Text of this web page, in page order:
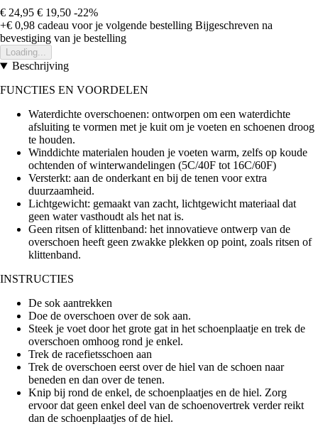
€ 24,95 € 19,50 -22%
+€ 0,98 cadeau voor je volgende bestelling Bijgeschreven na
bevestiging van je bestelling
Loading...
Beschrijving
FUNCTIES EN VOORDELEN
Waterdichte overschoenen: ontworpen om een waterdichte
afsluiting te vormen met je kuit om je voeten en schoenen droog
te houden.
Winddichte materialen houden je voeten warm, zelfs op koude
ochtenden of winterwandelingen (5C/40F tot 16C/60F)
Versterkt: aan de onderkant en bij de tenen voor extra
duurzaamheid.
Lichtgewicht: gemaakt van zacht, lichtgewicht materiaal dat
geen water vasthoudt als het nat is.
Geen ritsen of klittenband: het innovatieve ontwerp van de
overschoen heeft geen zwakke plekken op point, zoals ritsen of
klittenband.
INSTRUCTIES
De sok aantrekken
Doe de overschoen over de sok aan.
Steek je voet door het grote gat in het schoenplaatje en trek de
overschoen omhoog rond je enkel.
Trek de racefietsschoen aan
Trek de overschoen eerst over de hiel van de schoen naar
beneden en dan over de tenen.
Knip bij rond de enkel, de schoenplaatjes en de hiel. Zorg
ervoor dat geen enkel deel van de schoenovertrek verder reikt
dan de schoenplaatjes of de hiel.